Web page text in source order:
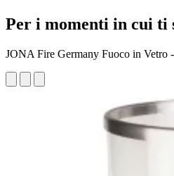
Per i momenti in cui ti
JONA Fire Germany Fuoco in Vetro